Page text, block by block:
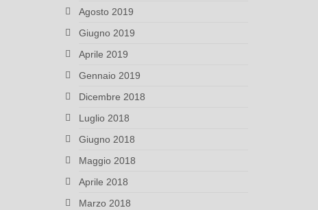
Agosto 2019
Giugno 2019
Aprile 2019
Gennaio 2019
Dicembre 2018
Luglio 2018
Giugno 2018
Maggio 2018
Aprile 2018
Marzo 2018